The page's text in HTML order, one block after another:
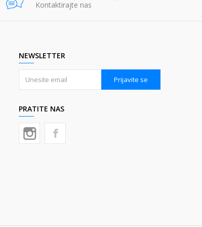
Kontaktirajte nas
NEWSLETTER
Prijavite se
PRATITE NAS